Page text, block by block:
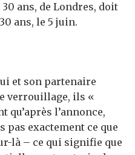
ans, de Londres, doit
ans, le 5 juin.
et son partenaire
verrouillage, ils «
l’annonce,
pas exactement ce que
là – ce qui signifie que